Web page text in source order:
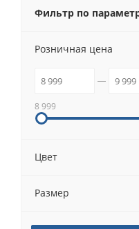
Фильтр по
Розничная цена
8 999
Цвет
Размер